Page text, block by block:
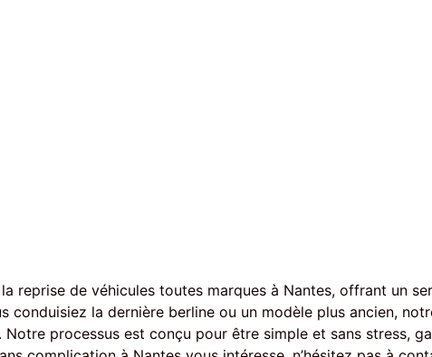
reprise de véhicules toutes marques à Nantes, offrant un
la dernière berline ou un modèle plus ancien,
processus est conçu pour être simple et sans stress,